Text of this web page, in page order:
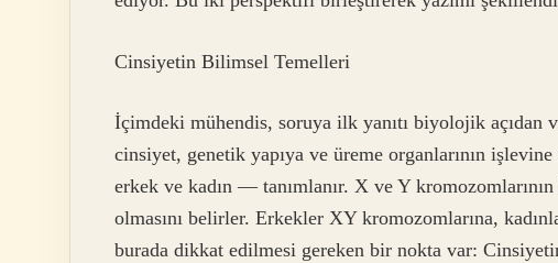
Cinsiyetin Bilimsel Temelleri
İçimdeki mühendis, soruya ilk yanıtı biyolojik açıdan
cinsiyet, genetik yapıya ve üreme organlarının
erkek ve kadın — tanımlanır. X ve Y
olmasını belirler. Erkekler XY kromozomlarına,
burada dikkat edilmesi gereken bir nokta var: